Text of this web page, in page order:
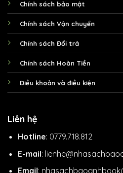
Chính sách bảo mật
Chính sách Vận chuyển
Chính sách Đổi trả
Chính sách Hoàn Tiền
Điều khoản và điều kiện
Liên hệ
Hotline: 0779.718.812
E-mail:
Email: